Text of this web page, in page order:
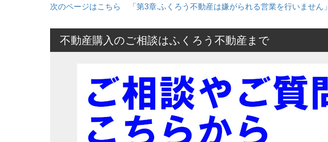
次のページはこちら 「第3章.ふくろう不動産は嫌がられる営業を行いません」
不動産購入のご相談はふくろう不動産まで